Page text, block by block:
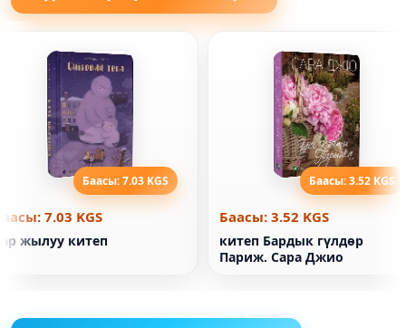
Баасы: 7.03 KGS
7.03 KGS
жылуу китеп
Баасы: 3.52 KGS
Баасы: 3.52 KGS
китеп Бардык гүлдөр
Париж. Сара Джио